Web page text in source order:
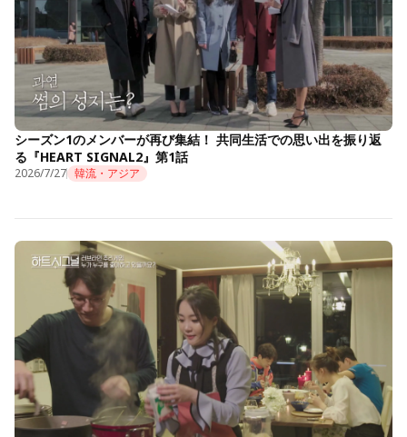
シーズン1のメンバーが再び集結！ 共同生活での思い出を振り返
る『HEART SIGNAL2』第1話
2026/7/27 韓流・アジア